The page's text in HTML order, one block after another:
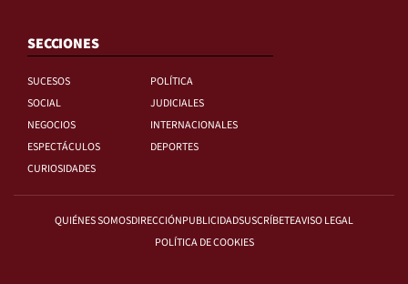
SECCIONES
SUCESOS
POLÍTICA
SOCIAL
JUDICIALES
NEGOCIOS
INTERNACIONALES
ESPECTÁCULOS
DEPORTES
CURIOSIDADES
QUIÉNES SOMOSDIRECCIÓNPUBLICIDADSUSCRÍBETEAVISO LEGAL
POLÍTICA DE COOKIES